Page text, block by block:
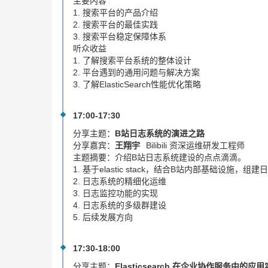
1. 搜索平台的产品介绍
2. 搜索平台的最佳实践
3. 搜索平台稳定保障体系
听众收益
1. 了解搜索平台系统的整体设计
2. 平台遇到的通用问题与解决方案
3. 了解ElasticSearch性能优化策略
17:00-17:30
分享主题： B站日志系统的演进之路
分享嘉宾： 王翔宇
Bilibili 资深运维研发工程师
主题摘要： 介绍B站日志系统建设的点点滴滴。
1. 基于elastic stack，结合B站内部基础设施，组建
2. 日志系统的精细化运维
3. 日志监控功能的实现
4. 日志系统的多级群建设
5. 后续发展方向
17:30-18:00